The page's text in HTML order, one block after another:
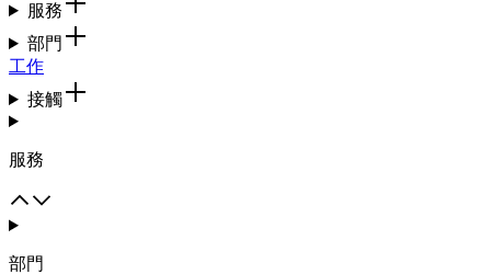
服務
部門
工作
接觸
服務
部門